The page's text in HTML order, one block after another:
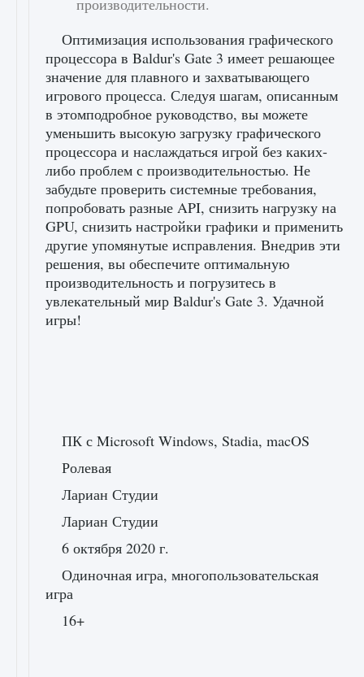
производительности.
Оптимизация использования графического
процессора в Baldur's Gate 3 имеет решающее
значение для плавного и захватывающего
игрового процесса. Следуя шагам, описанным
в этомподробное руководство, вы можете
уменьшить высокую загрузку графического
процессора и наслаждаться игрой без каких-
либо проблем с производительностью. Не
забудьте проверить системные требования,
попробовать разные API, снизить нагрузку на
GPU, снизить настройки графики и применить
другие упомянутые исправления. Внедрив эти
решения, вы обеспечите оптимальную
производительность и погрузитесь в
увлекательный мир Baldur's Gate 3. Удачной
игры!
ПК с Microsoft Windows, Stadia, macOS
Ролевая
Лариан Студии
Лариан Студии
6 октября 2020 г.
Одиночная игра, многопользовательская
игра
16+